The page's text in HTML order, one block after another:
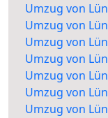
Umzug von
Umzug von
Umzug von
Umzug von
Umzug von
Umzug von
Umzug von